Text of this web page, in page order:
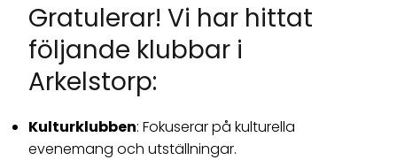
Gratulerar! Vi har hittat
följande klubbar i
Arkelstorp:
Kulturklubben: Fokuserar på kulturella
evenemang och utställningar.